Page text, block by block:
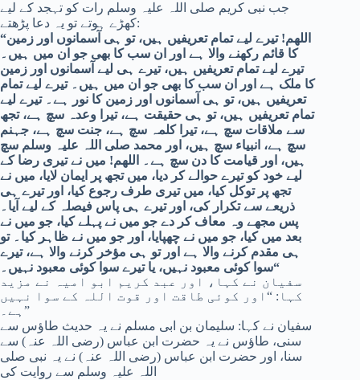
جب نبی کریم صلی اللہ علیہ وسلم رات کو تہجد کے لیے
کھڑے ہوتے تو یہ دعا پڑھتے:
“اللھم! تیرے لیے تمام تعریفیں ہیں، تو ہی آسمانوں اور زمین
کا قائم رکھنے والا ہے اور ان سب کا بھی جو ان میں ہیں۔
تیرے لیے تمام تعریفیں ہیں، تیرے ہی لیے آسمانوں اور زمین
کا ملک ہے اور ان سب کا بھی جو ان میں ہیں۔ تیرے لیے تمام
تعریفیں ہیں، تو ہی آسمانوں اور زمین کا نور ہے۔ تیرے لیے
تمام تعریفیں ہیں، تو ہی حقیقت ہے، تیرا وعدہ سچ ہے، تجھ
سے ملاقات سچ ہے، تیرا کلمہ سچ ہے، جنت سچ ہے، جہنم
سچ ہے، انبیاء سچ ہیں، اور محمد صلی اللہ علیہ وسلم سچ
ہیں، اور قیامت کا دن سچ ہے۔ اللھم! میں نے تیری رضا کے
لیے خود کو تیرے حوالے کر دیا، میں تجھ پر ایمان لایا، میں نے
تجھ پر توکل کیا، میں تیری طرف رجوع کیا، اور تیرے ہی
ذریعے سے تکرار کی، اور تیرے ہی پاس فیصلہ کے لیے آیا۔
پس مجھے وہ معاف کر دے جو میں نے پہلے کیا، جو میں نے
بعد میں کیا، جو میں نے چھپایا، اور جو میں نے ظاہر کیا۔ تو
ہی مقدم کرنے والا ہے اور تو ہی مؤخر کرنے والا ہے، تیرے
سوا کوئی معبود نہیں، یا تیرے سوا کوئی معبود نہیں۔“
سفیان نے کہا، اور عبد کریم ابو امیہ نے مزید
کہا: “اور کوئی طاقت اور قوت اللہ کے سوا نہیں
ہے۔”
سفیان نے کہا: سلیمان بن ابی مسلم نے یہ حدیث طاؤس سے
سنی، طاؤس نے یہ حضرت ابن عباس (رضی اللہ عنہ) سے
سنا، اور حضرت ابن عباس (رضی اللہ عنہ) نے یہ نبی صلی
اللہ علیہ وسلم سے روایت کی